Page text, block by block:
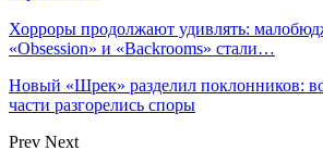
Хорроры продолжают удивлять:
«Obsession» и «Backrooms» стали…
Новый «Шрек» разделил поклонников:
части разгорелись споры
Prev Next